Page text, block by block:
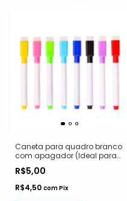
Caneta para quadro branco
com apagador (Ideal para
plastificados)
R$5,00
R$4,50 comPix